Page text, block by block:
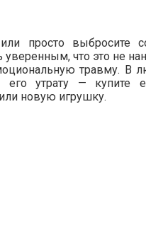
или просто выбросите
что это не
травму. В
его утрату — купите
новую игрушку.